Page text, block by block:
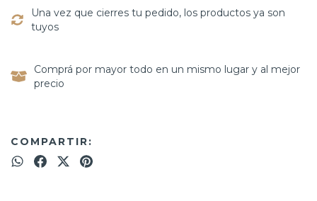
Una vez que cierres tu pedido, los productos ya son
tuyos
Comprá por mayor todo en un mismo lugar y al mejor
precio
COMPARTIR: